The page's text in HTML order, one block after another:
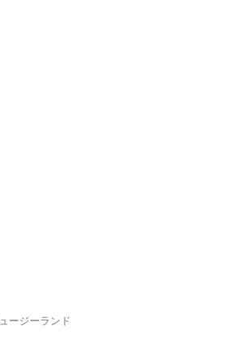
ージーランド